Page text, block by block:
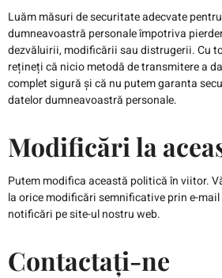
Luăm măsuri de securitate adecvate
dumneavoastră personale împotriva
dezvăluirii, modificării sau distrugerii. Cu
rețineți că nicio metodă de transmitere a
complet sigură și că nu putem garanta
datelor dumneavoastră personale.
Modificări la
Putem modifica această politică în viitor.
la orice modificări semnificative prin e-
notificări pe site-ul nostru web.
Contactați-ne